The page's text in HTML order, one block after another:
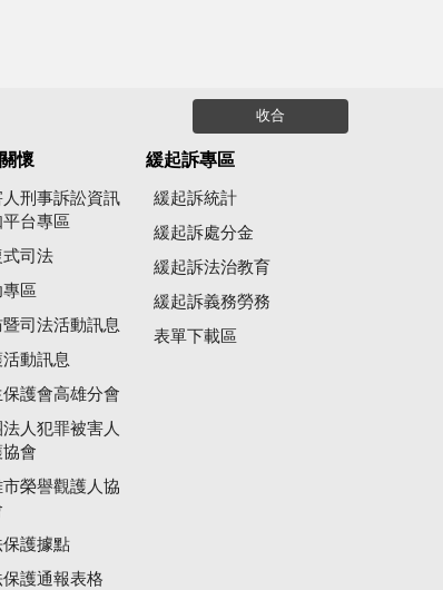
收合
懷
人刑事訴訟資訊
台專區
式司法
區
暨司法活動訊息
動訊息
保護會高雄分會
法人犯罪被害人
會
市榮譽觀護人協
保護據點
保護通報表格
緩起訴專區
緩起訴統計
緩起訴處分金
緩起訴法治教育
緩起訴義務勞務
表單下載區